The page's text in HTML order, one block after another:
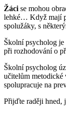
Žácise mohou
lehké… Když mají
spolužáky, s
Školní psycholog
při rozhodování o
Školní psycholog
učitelům metodické
spolupracuje na
Přijďte raději hned,